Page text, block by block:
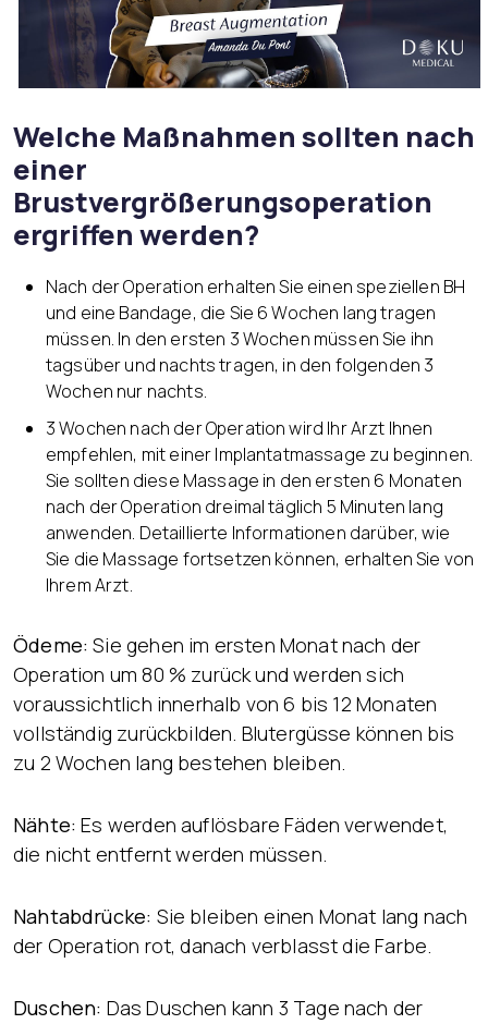
Welche Maßnahmen sollten nach
einer
Brustvergrößerungsoperation
ergriffen werden?
Nach der Operation erhalten Sie einen speziellen BH
und eine Bandage, die Sie 6 Wochen lang tragen
müssen. In den ersten 3 Wochen müssen Sie ihn
tagsüber und nachts tragen, in den folgenden 3
Wochen nur nachts.
3 Wochen nach der Operation wird Ihr Arzt Ihnen
empfehlen, mit einer Implantatmassage zu beginnen.
Sie sollten diese Massage in den ersten 6 Monaten
nach der Operation dreimal täglich 5 Minuten lang
anwenden. Detaillierte Informationen darüber, wie
Sie die Massage fortsetzen können, erhalten Sie von
Ihrem Arzt.
Ödeme:Sie gehen im ersten Monat nach der
Operation um 80 % zurück und werden sich
voraussichtlich innerhalb von 6 bis 12 Monaten
vollständig zurückbilden. Blutergüsse können bis
zu 2 Wochen lang bestehen bleiben.
Nähte: Es werden auflösbare Fäden verwendet,
die nicht entfernt werden müssen.
Nahtabdrücke: Sie bleiben einen Monat lang nach
der Operation rot, danach verblasst die Farbe.
Duschen: Das Duschen kann 3 Tage nach der